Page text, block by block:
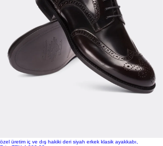
özel üretim iç ve dış hakiki deri siyah erkek klasik ayakkabı,